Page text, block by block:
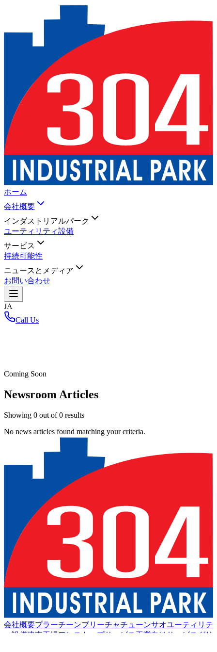
ホーム
会社概要
インダストリアルパーク
ユーティリティ設備
サービス
持続可能性
ニュースとメディア
お問い合わせ
JA
Call Us
Coming Soon
Newsroom Articles
Showing 0 out of0 results
No news articles found matching your criteria.
会社概要プラーチーンブリーチャチューンサオユーティリテ
ィ設備建売工場 ワンストップサービス 工業向けサービス グリ